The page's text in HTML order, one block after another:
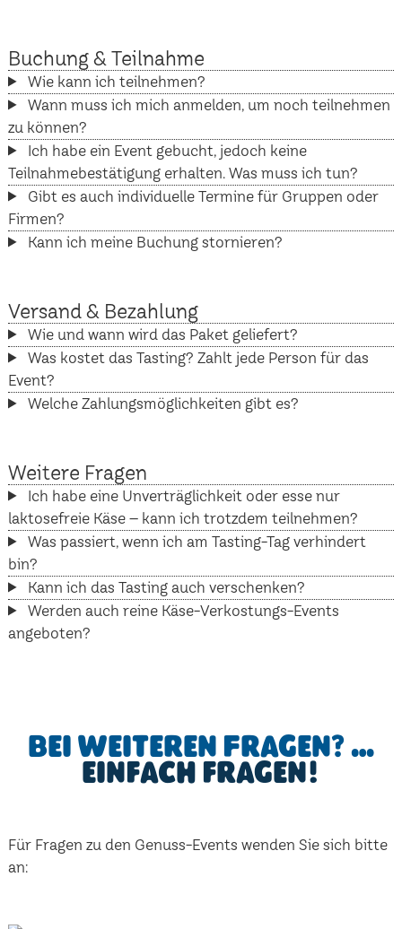
Buchung & Teilnahme
Wie kann ich teilnehmen?
Wann muss ich mich anmelden, um noch teilnehmen
zu können?
Ich habe ein Event gebucht, jedoch keine
Teilnahmebestätigung erhalten. Was muss ich tun?
Gibt es auch individuelle Termine für Gruppen oder
Firmen?
Kann ich meine Buchung stornieren?
Versand & Bezahlung
Wie und wann wird das Paket geliefert?
Was kostet das Tasting? Zahlt jede Person für das
Event?
Welche Zahlungsmöglichkeiten gibt es?
Weitere Fragen
Ich habe eine Unverträglichkeit oder esse nur
laktosefreie Käse – kann ich trotzdem teilnehmen?
Was passiert, wenn ich am Tasting-Tag verhindert
bin?
Kann ich das Tasting auch verschenken?
Werden auch reine Käse-Verkostungs-Events
angeboten?
Bei weiteren Fragen? …
einfach fragen!
Für Fragen zu den Genuss-Events wenden Sie sich bitte
an: